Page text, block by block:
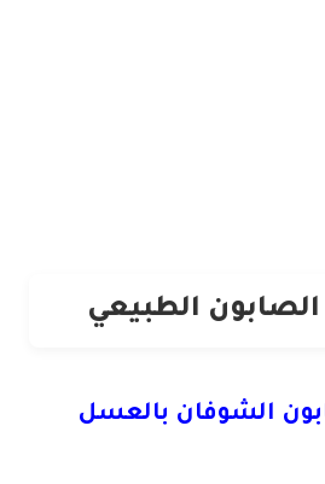
الطبيعي
الشوفان بالعسل